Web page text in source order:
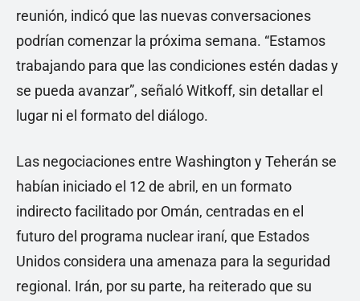
reunión, indicó que las nuevas conversaciones
podrían comenzar la próxima semana. “Estamos
trabajando para que las condiciones estén dadas y
se pueda avanzar”, señaló Witkoff, sin detallar el
lugar ni el formato del diálogo.
Las negociaciones entre Washington y Teherán se
habían iniciado el 12 de abril, en un formato
indirecto facilitado por Omán, centradas en el
futuro del programa nuclear iraní, que Estados
Unidos considera una amenaza para la seguridad
regional. Irán, por su parte, ha reiterado que su